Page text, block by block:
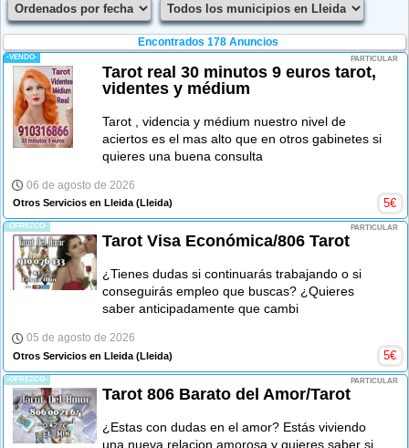
Encontrados 178 Anuncios
-VENDO- PARTICULAR
Tarot real 30 minutos 9 euros tarot,
videntes y médium
Tarot , videncia y médium nuestro nivel de
aciertos es el mas alto que en otros gabinetes si
quieres una buena consulta
06 de agosto de 2026
Otros Servicios en Lleida (Lleida) 5€
-OFREZCO- PARTICULAR
Tarot Visa Económica/806 Tarot
¿Tienes dudas si continuarás trabajando o si
conseguirás empleo que buscas? ¿Quieres
saber anticipadamente que cambi
05 de agosto de 2026
Otros Servicios en Lleida (Lleida) 5€
-OFREZCO- PARTICULAR
Tarot 806 Barato del Amor/Tarot
¿Estas con dudas en el amor? Estás viviendo
una nueva relacion amorosa y quieres saber si